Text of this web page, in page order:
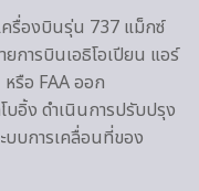
รื่องบินรุ่น 737 แม็กซ์
การบินเอธิโอเปียน แอร์
รือ FAA ออก
อิ้ง ดำเนินการปรับปรุง
บบการเคลื่อนที่ของ